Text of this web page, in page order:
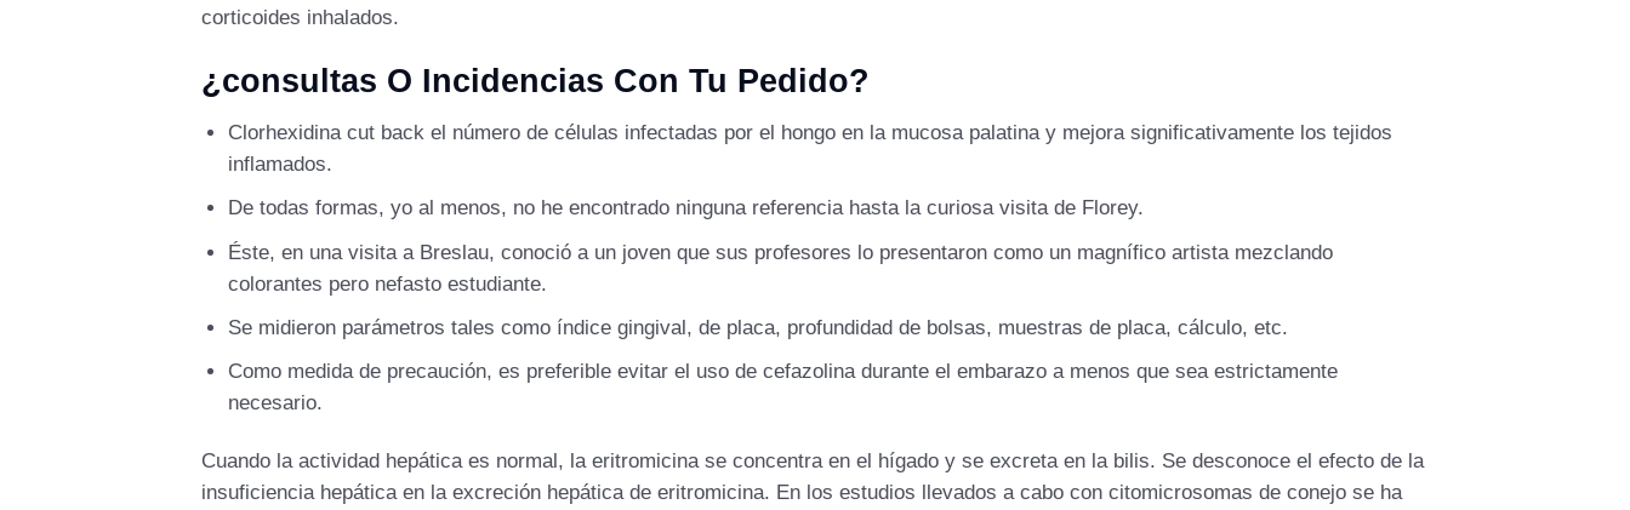
corticoides inhalados.
¿consultas O Incidencias Con Tu Pedido?
Clorhexidina cut back el número de células infectadas por el hongo en la mucosa palatina y mejora significativamente los tejidos
inflamados.
De todas formas, yo al menos, no he encontrado ninguna referencia hasta la curiosa visita de Florey.
Éste, en una visita a Breslau, conoció a un joven que sus profesores lo presentaron como un magnífico artista mezclando
colorantes pero nefasto estudiante.
Se midieron parámetros tales como índice gingival, de placa, profundidad de bolsas, muestras de placa, cálculo, etc.
Como medida de precaución, es preferible evitar el uso de cefazolina durante el embarazo a menos que sea estrictamente
necesario.
Cuando la actividad hepática es normal, la eritromicina se concentra en el hígado y se excreta en la bilis. Se desconoce el efecto de la
insuficiencia hepática en la excreción hepática de eritromicina. En los estudios llevados a cabo con citomicrosomas de conejo se ha